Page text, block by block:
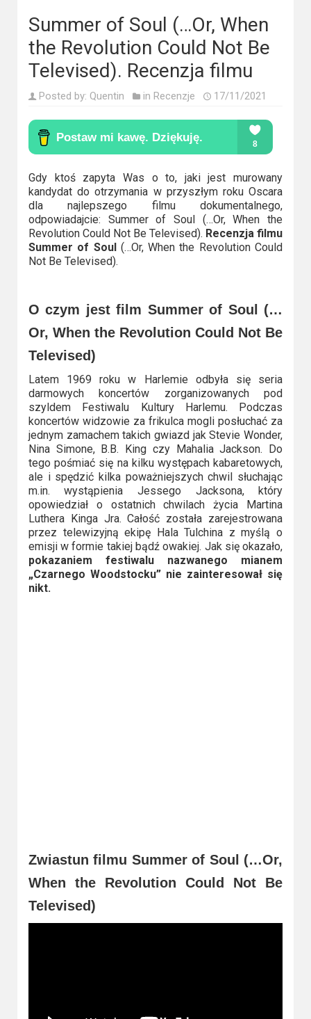
polskie
Komedie
Korea
Południowa
Filmy
oparte
na
faktach
Thrillery
Streaming
Prime
Video
Apple
TV
+
Disney+
HBO
Max
Netflix
Sky
Showtime
Podsumowania
2015
2014
Summer of Soul (…Or, When
the Revolution Could Not Be
Televised). Recenzja filmu
Posted by: Quentin in Recenzje 17/11/2021
Gdy ktoś zapyta Was o to, jaki jest murowany
kandydat do otrzymania w przyszłym roku Oscara
dla najlepszego filmu dokumentalnego,
odpowiadajcie: Summer of Soul (…Or, When the
Revolution Could Not Be Televised). Recenzja filmu
Summer of Soul(…Or, When the Revolution Could
Not Be Televised).
O czym jest film Summer of Soul (…
Or, When the Revolution Could Not Be
Televised)
Latem 1969 roku w Harlemie odbyła się seria
darmowych koncertów zorganizowanych pod
szyldem Festiwalu Kultury Harlemu. Podczas
koncertów widzowie za frikulca mogli posłuchać za
jednym zamachem takich gwiazd jak Stevie Wonder,
Nina Simone, B.B. King czy Mahalia Jackson. Do
tego pośmiać się na kilku występach kabaretowych,
ale i spędzić kilka poważniejszych chwil słuchając
m.in. wystąpienia Jessego Jacksona, który
opowiedział o ostatnich chwilach życia Martina
Luthera Kinga Jra. Całość została zarejestrowana
przez telewizyjną ekipę Hala Tulchina z myślą o
emisji w formie takiej bądź owakiej. Jak się okazało,
pokazaniem festiwalu nazwanego mianem
„Czarnego Woodstocku” nie zainteresował się
nikt.
Zwiastun filmu Summer of Soul (…Or,
When the Revolution Could Not Be
Televised)